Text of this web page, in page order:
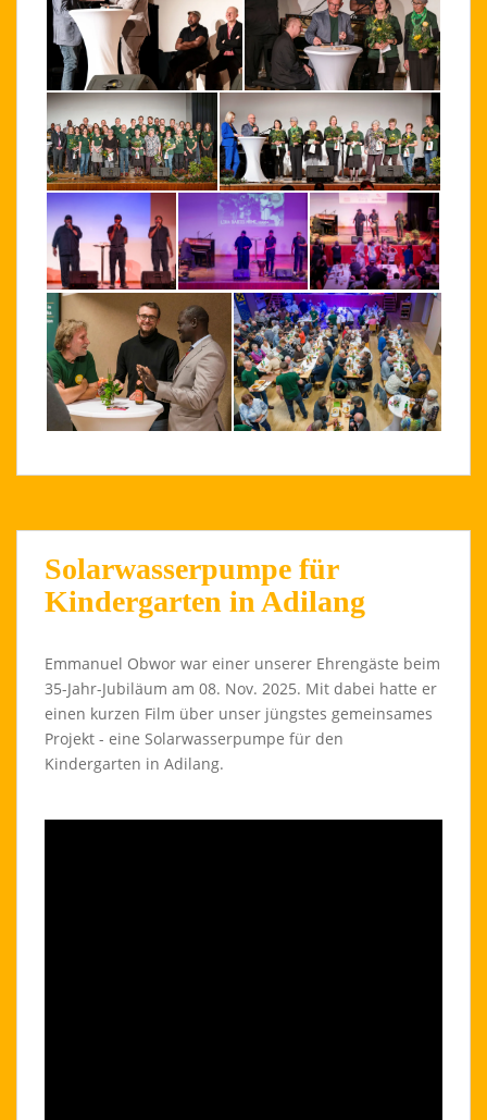
Solarwasserpumpe für
Kindergarten in Adilang
Emmanuel Obwor war einer unserer Ehrengäste beim
35-Jahr-Jubiläum am 08. Nov. 2025. Mit dabei hatte er
einen kurzen Film über unser jüngstes gemeinsames
Projekt - eine Solarwasserpumpe für den
Kindergarten in Adilang.